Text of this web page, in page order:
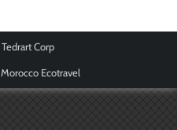
Tedrart Corp
Morocco Ecotravel